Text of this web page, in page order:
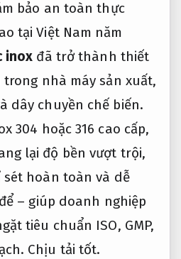
bảo an toàn thực
tại Việt Nam năm
inox đã trở thành thiết
nhà máy sản xuất,
dây chuyền chế biến.
304 hoặc 316 cao cấp,
lại độ bền vượt trội,
sét hoàn toàn và dễ
– giúp doanh nghiệp
tiêu chuẩn ISO, GMP,
Chịu tải tốt.